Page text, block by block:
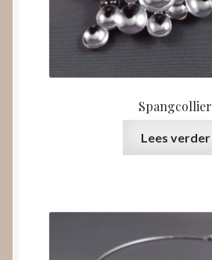
Spangcollier
Lees verder